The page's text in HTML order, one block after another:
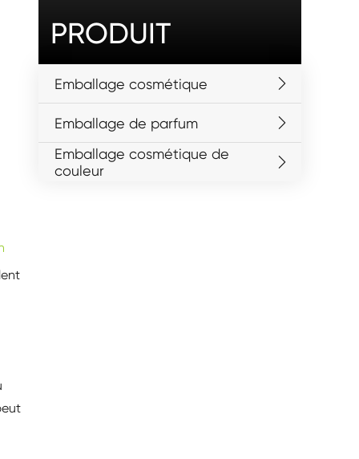
PRODUIT
Emballage cosmétique
Emballage de parfum
Emballage cosmétique de
couleur